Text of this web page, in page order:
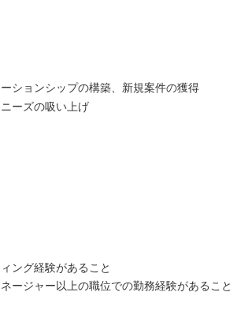
ションシップの構築、新規案件の獲得
ーズの吸い上げ
ング経験があること
ージャー以上の職位での勤務経験があること